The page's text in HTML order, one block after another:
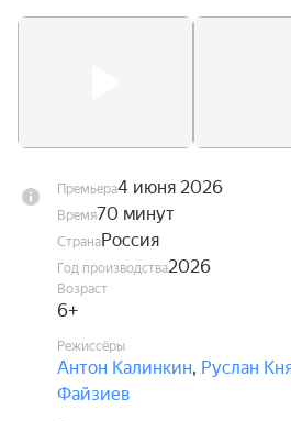
переживает кризис в
Премьера4 июня 2026
Время70 минут
СтранаРоссия
Год производства2026
Возраст
6+
Режиссёры
Антон Калинкин, Руслан
Файзиев